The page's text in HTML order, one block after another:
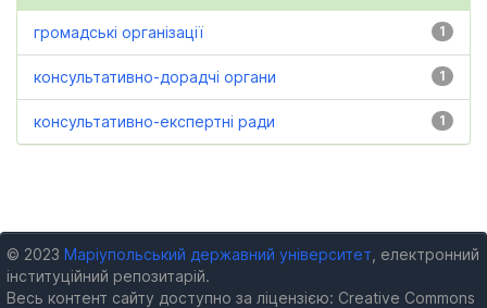
1
громадські організації
1
консультативно-дорадчі органи
1
консультативно-експертні ради
© 2023 Маріупольський державний університет , електронний
інституційний репозитарій.
Весь контент сайту доступно за ліцензією: Creative Commons